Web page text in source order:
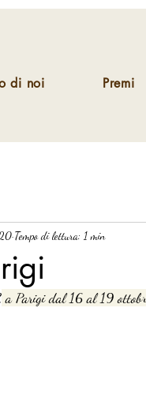
di noi Premi
Tempo di lettura: 1 min
a Parigi dal 16 al 19